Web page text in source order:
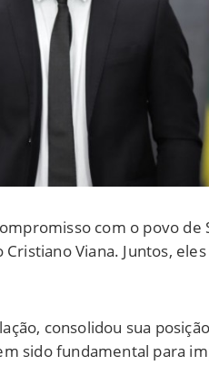
com o povo de
Viana. Juntos,
consolidou sua
sido fundamental para